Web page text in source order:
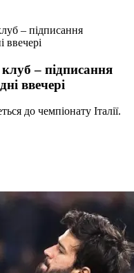
– підписання
ввечері
– підписання
ввечері
до чемпіонату Італії.